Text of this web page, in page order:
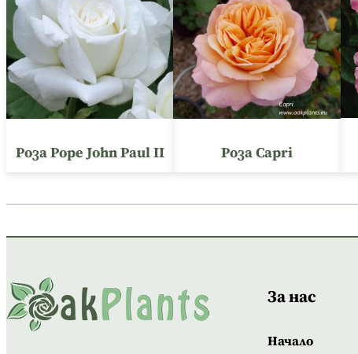
Роза Pope John Paul II Роза Capri
За нас
Начало